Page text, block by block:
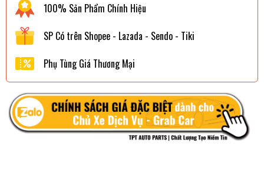
100% Sản Phẩm Chính Hiệu
SP Có trên Shopee - Lazada - Sendo - Tiki
Phụ Tùng Giá Thương Mại